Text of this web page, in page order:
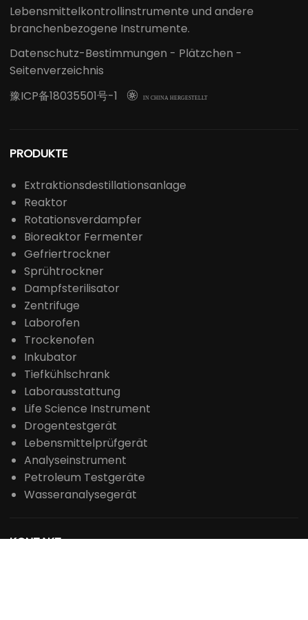
Lebensmittelkontrollinstrumente und andere
branchenbezogene Instrumente.
Datenschutz-Bestimmungen - Plätzchen -
Seitenverzeichnis
豫ICP备18035501号-1
 IN CHINA HERGESTELLT
PRODUKTE
Extraktionsdestillationsanlage
Reaktor
Rotationsverdampfer
Bioreaktor Fermenter
Gefriertrockner
Sprühtrockner
Dampfsterilisator
Zentrifuge
Laborofen
Trockenofen
Inkubator
Tiefkühlschrank
Laborausstattung
Life Science Instrument
Drogentestgerät
Lebensmittelprüfgerät
Analyseinstrument
Petroleum Testgeräte
Wasseranalysegerät
KONTAKT